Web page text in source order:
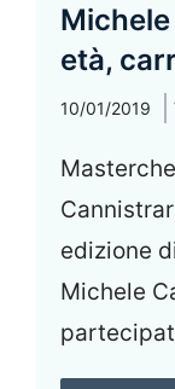
età,
10/01/2019
edizione
Michele